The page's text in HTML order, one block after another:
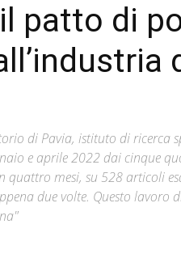
dalle
Città
patto di
di Pavia, istituto di ricerca
e aprile 2022 dai cinque
quattro mesi, su 528 articoli
due volte. Questo lavoro